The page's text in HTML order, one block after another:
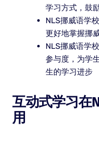
学习方式，鼓
NLS挪威语学
更好地掌握挪
NLS挪威语学
参与度，为学
生的学习进步
互动式学习在
用